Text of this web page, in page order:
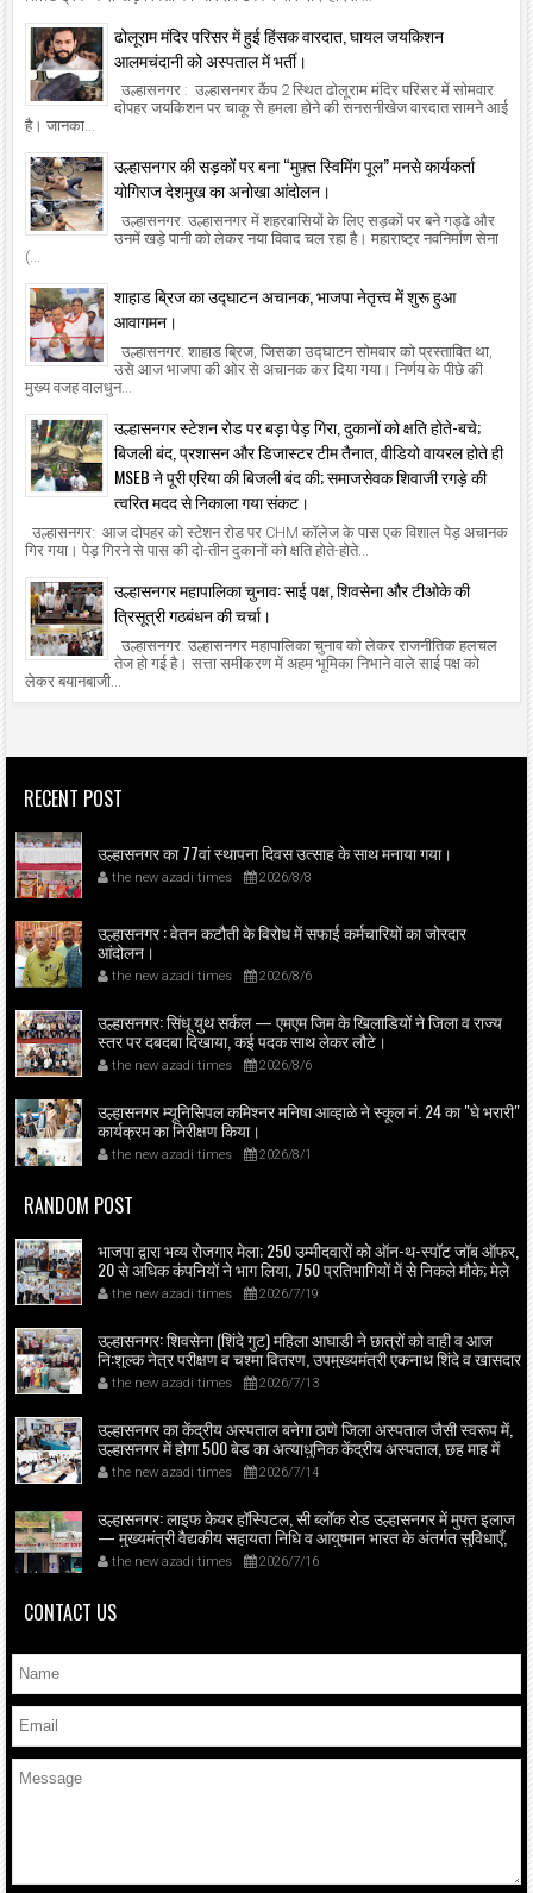
ढोलूराम मंदिर परिसर में हुई हिंसक वारदात, घायल जयकिशन
आलमचंदानी को अस्पताल में भर्ती।
उल्हासनगर : उल्हासनगर कैंप 2 स्थित ढोलूराम मंदिर परिसर में सोमवार
दोपहर जयकिशन पर चाकू से हमला होने की सनसनीखेज वारदात सामने आई
है। जानका...
उल्हासनगर की सड़कों पर बना “मुफ़्त स्विमिंग पूल” मनसे कार्यकर्ता
योगिराज देशमुख का अनोखा आंदोलन।
उल्हासनगर: उल्हासनगर में शहरवासियों के लिए सड़कों पर बने गड्ढे और
उनमें खड़े पानी को लेकर नया विवाद चल रहा है। महाराष्ट्र नवनिर्माण सेना
(...
शाहाड ब्रिज का उद्घाटन अचानक, भाजपा नेतृत्त्व में शुरू हुआ
आवागमन।
उल्हासनगर: शाहाड ब्रिज, जिसका उद्घाटन सोमवार को प्रस्तावित था,
उसे आज भाजपा की ओर से अचानक कर दिया गया। निर्णय के पीछे की
मुख्य वजह वालधुन...
उल्हासनगर स्टेशन रोड पर बड़ा पेड़ गिरा, दुकानों को क्षति होते-बचे;
बिजली बंद, प्रशासन और डिजास्टर टीम तैनात, वीडियो वायरल होते ही
MSEB ने पूरी एरिया की बिजली बंद की; समाजसेवक शिवाजी रगड़े की
त्वरित मदद से निकाला गया संकट।
उल्हासनगर: आज दोपहर को स्टेशन रोड पर CHM कॉलेज के पास एक विशाल पेड़ अचानक
गिर गया। पेड़ गिरने से पास की दो-तीन दुकानों को क्षति होते-होते...
उल्हासनगर महापालिका चुनाव: साई पक्ष, शिवसेना और टीओके की
त्रिसूत्री गठबंधन की चर्चा।
उल्हासनगर: उल्हासनगर महापालिका चुनाव को लेकर राजनीतिक हलचल
तेज हो गई है। सत्ता समीकरण में अहम भूमिका निभाने वाले साई पक्ष को
लेकर बयानबाजी...
RECENT POST
उल्हासनगर का 77वां स्थापना दिवस उत्साह के साथ मनाया गया।
the new azadi times 2026/8/8
उल्हासनगर : वेतन कटौती के विरोध में सफाई कर्मचारियों का जोरदार
आंदोलन।
the new azadi times 2026/8/6
उल्हासनगर: सिंधू युथ सर्कल — एमएम जिम के खिलाडियों ने जिला व राज्य
स्तर पर दबदबा दिखाया, कई पदक साथ लेकर लौटे।
the new azadi times 2026/8/6
उल्हासनगर म्यूनिसिपल कमिश्नर मनिषा आव्हाळे ने स्कूल नं. 24 का "घे भरारी"
कार्यक्रम का निरीक्षण किया।
the new azadi times 2026/8/1
RANDOM POST
भाजपा द्वारा भव्य रोजगार मेला; 250 उम्मीदवारों को ऑन-थ-स्पॉट जॉब ऑफर,
20 से अधिक कंपनियों ने भाग लिया, 750 प्रतिभागियों में से निकले मौके; मेले
का उद्घाटन भाजपा ज़िला अध्यक्ष राजेश वधारिया ने किया।
the new azadi times 2026/7/19
उल्हासनगर: शिवसेना (शिंदे गुट) महिला आघाडी ने छात्रों को वाही व आज
नि:शुल्क नेत्र परीक्षण व चश्मा वितरण, उपमुख्यमंत्री एकनाथ शिंदे व खासदार
श्रीकांत शिंदे के मार्गदर्शन में महिला आघाड़ी शिवसेना (शिंदे गुट) का सामाजिक
कार्य, सरकारी व नागरिक प्रतिनिधियों की बड़ी उपस्थिति।
the new azadi times 2026/7/13
उल्हासनगर का केंद्रीय अस्पताल बनेगा ठाणे जिला अस्पताल जैसी स्वरूप में,
उल्हासनगर में होगा 500 बेड का अत्याधुनिक केंद्रीय अस्पताल, छह माह में
ESIC सेवा शुरू, सांसद डॉ. शिंदे व स्वास्थ्य मंत्री प्रकाश आबिटकर ने किया
अस्पताल का निरीक्षण; बड़े सुधारों का ऐलान।
the new azadi times 2026/7/14
उल्हासनगर: लाइफ केयर हॉस्पिटल, सी ब्लॉक रोड उल्हासनगर में मुफ्त इलाज
— मुख्यमंत्री वैद्यकीय सहायता निधि व आयुष्मान भारत के अंतर्गत सुविधाएँ,
लाइफ केयर में मुफ्त डायलिसिस व 24×7 लैब, महत्मा फुले जन आरोग्य योजना
के तहत भी मरीजों को इलाज; 50 बेड व दो आधुनिक ऑपरेशन थिएटर
the new azadi times 2026/7/16
CONTACT US